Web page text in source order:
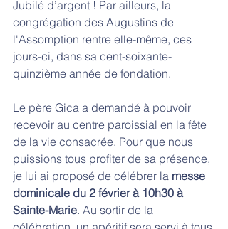
Jubilé d’argent ! Par ailleurs, la
congrégation des Augustins de
l'Assomption rentre elle-même, ces
jours-ci, dans sa cent-soixante-
quinzième année de fondation.
Le père Gica a demandé à pouvoir
recevoir au centre paroissial en la fête
de la vie consacrée. Pour que nous
puissions tous profiter de sa présence,
je lui ai proposé de célébrer la messe
dominicale du 2 février à 10h30 à
Sainte-Marie. Au sortir de la